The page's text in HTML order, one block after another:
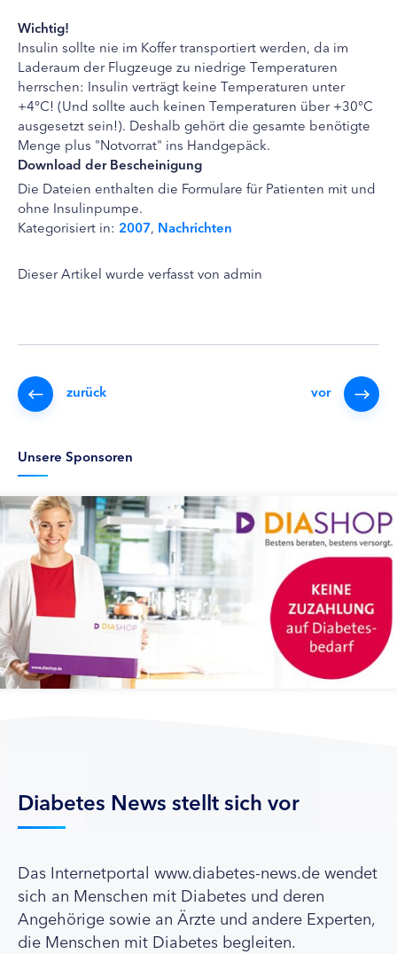
Wichtig!
Insulin sollte nie im Koffer transportiert werden, da im
Laderaum der Flugzeuge zu niedrige Temperaturen
herrschen: Insulin verträgt keine Temperaturen unter
+4°C! (Und sollte auch keinen Temperaturen über +30°C
ausgesetzt sein!). Deshalb gehört die gesamte benötigte
Menge plus "Notvorrat" ins Handgepäck.
Download der Bescheinigung
Die Dateien enthalten die Formulare für Patienten mit und
ohne Insulinpumpe.
Kategorisiert in: 2007, Nachrichten
Dieser Artikel wurde verfasst von admin
zurück vor
Unsere Sponsoren
Diabetes News stellt sich vor
Das Internetportal www.diabetes-news.de wendet
sich an Menschen mit Diabetes und deren
Angehörige sowie an Ärzte und andere Experten,
die Menschen mit Diabetes begleiten.